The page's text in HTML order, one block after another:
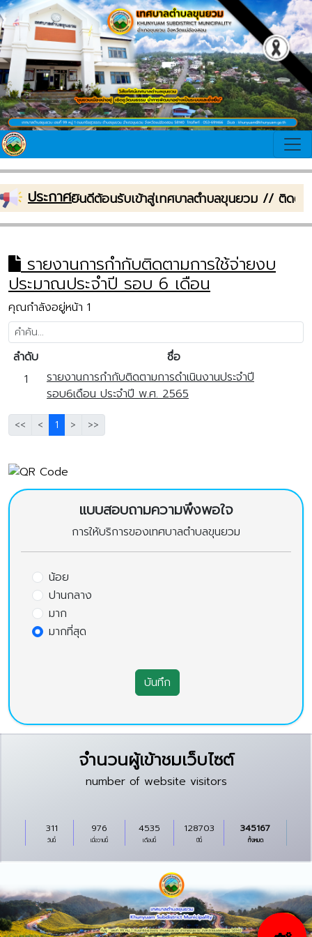
ประกาศ:
ยินดีต้อนรับเข้าสู่เทศบาลตำบลขุนยวม // ติดต่อ
รายงานการกำกับติดตามการใช้จ่ายงบ
ประมาณประจำปี รอบ 6 เดือน
คุณกำลังอยู่หน้า 1
ลำดับ
ชื่อ
1
รายงานการกำกับติดตามการดำเนินงานประจำปี
รอบ6เดือน ประจำปี พ.ศ. 2565
<< < 1 > >>
แบบสอบถามความพึงพอใจ
การให้บริการของเทศบาลตำบลขุนยวม
น้อย
ปานกลาง
มาก
มากที่สุด
บันทึก
จำนวนผู้เข้าชมเว็บไซต์
number of website visitors
วันนี้
311
เมื่อวานนี้
976
เดือนนี้
4535
ปีนี้
128703
ทั้งหมด
345167